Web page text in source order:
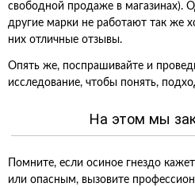
свободной продаже в магазинах).
другие марки не работают так же
них отличные отзывы.
Опять же, поспрашивайте и
исследование, чтобы понять,
На этом мы
Помните, если осиное гнездо
или опасным, вызовите